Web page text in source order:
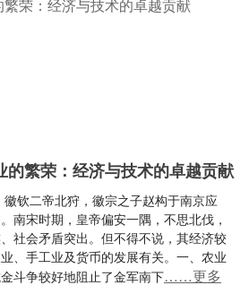
的繁荣：经济与技术的卓越贡献
钦二帝北狩，徽宗之子赵构于南京应
南宋时期，皇帝偏安一隅，不思北伐，
社会矛盾突出。但不得不说，其经济较
、手工业及货币的发展有关。一、农业
斗争较好地阻止了金军南下……更多